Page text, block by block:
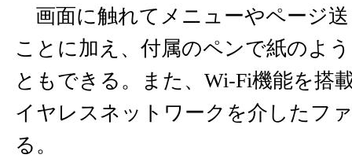
画面に触れてメニューやページ
ことに加え、付属のペンで紙のよ
ともできる。また、Wi-Fi機能を搭
イヤレスネットワークを介したフ
る。